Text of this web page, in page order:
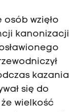
osób wzięło
kanonizacji
kazania
się do
wielkość